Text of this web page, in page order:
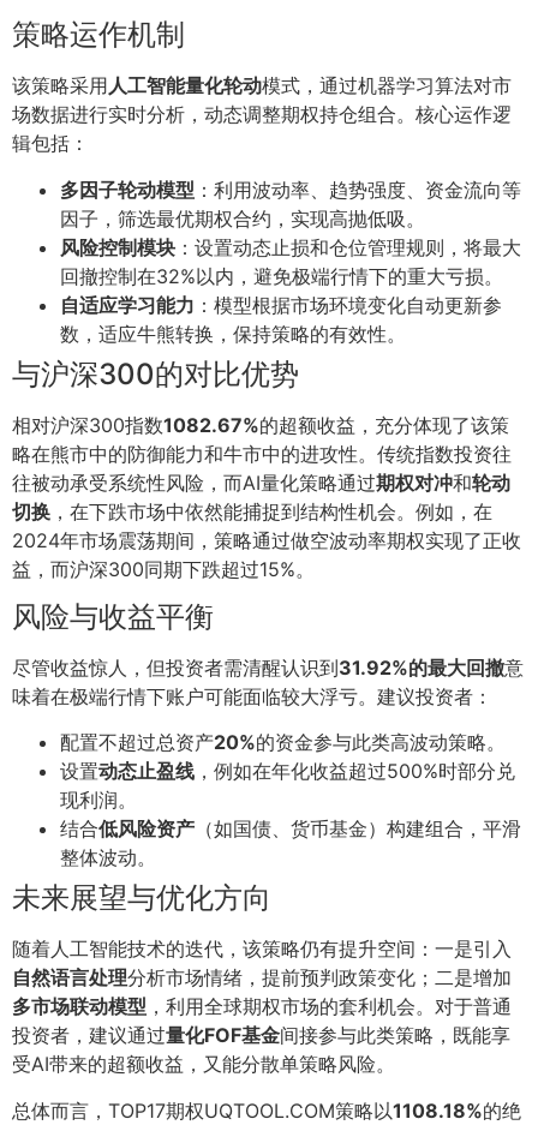
策略运作机制
该策略采用人工智能量化轮动模式，通过机器学习算法对市
场数据进行实时分析，动态调整期权持仓组合。核心运作逻
辑包括：
多因子轮动模型 ：利用波动率、趋势强度、资金流向等
因子，筛选最优期权合约，实现高抛低吸。
风险控制模块 ：设置动态止损和仓位管理规则，将最大
回撤控制在32%以内，避免极端行情下的重大亏损。
自适应学习能力 ：模型根据市场环境变化自动更新参
数，适应牛熊转换，保持策略的有效性。
与沪深300的对比优势
相对沪深300指数1082.67%的超额收益，充分体现了该策
略在熊市中的防御能力和牛市中的进攻性。传统指数投资往
往被动承受系统性风险，而AI量化策略通过期权对冲和轮动
切换 ，在下跌市场中依然能捕捉到结构性机会。例如，在
2024年市场震荡期间，策略通过做空波动率期权实现了正收
益，而沪深300同期下跌超过15%。
风险与收益平衡
尽管收益惊人，但投资者需清醒认识到31.92%的最大回撤意
味着在极端行情下账户可能面临较大浮亏。建议投资者：
配置不超过总资产20%的资金参与此类高波动策略。
设置动态止盈线 ，例如在年化收益超过500%时部分兑
现利润。
结合低风险资产 （如国债、货币基金）构建组合，平滑
整体波动。
未来展望与优化方向
随着人工智能技术的迭代，该策略仍有提升空间：一是引入
自然语言处理分析市场情绪，提前预判政策变化；二是增加
多市场联动模型 ，利用全球期权市场的套利机会。对于普通
投资者，建议通过量化FOF基金间接参与此类策略，既能享
受AI带来的超额收益，又能分散单策略风险。
总体而言，TOP17期权UQTOOL.COM策略以1108.18%的绝